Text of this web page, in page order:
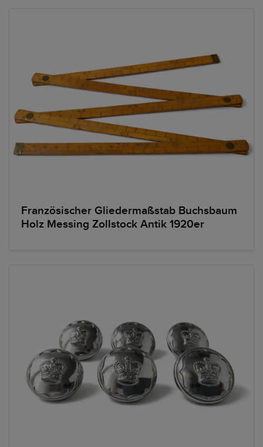
Französischer Gliedermaßstab Buchsbaum
Holz Messing Zollstock Antik 1920er